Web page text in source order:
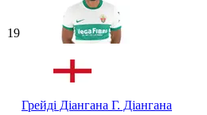
19
Грейді Діангана Г. Діангана